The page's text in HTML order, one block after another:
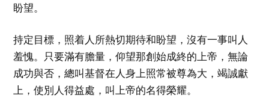
盼望。
持定目標，照着人所熱切期待和盼望，沒有一事叫人
羞愧。只要滿有膽量，仰望那創始成終的上帝，無論
成功與否，總叫基督在人身上照常被尊為大，竭誠獻
上，使別人得益處，叫上帝的名得榮耀。